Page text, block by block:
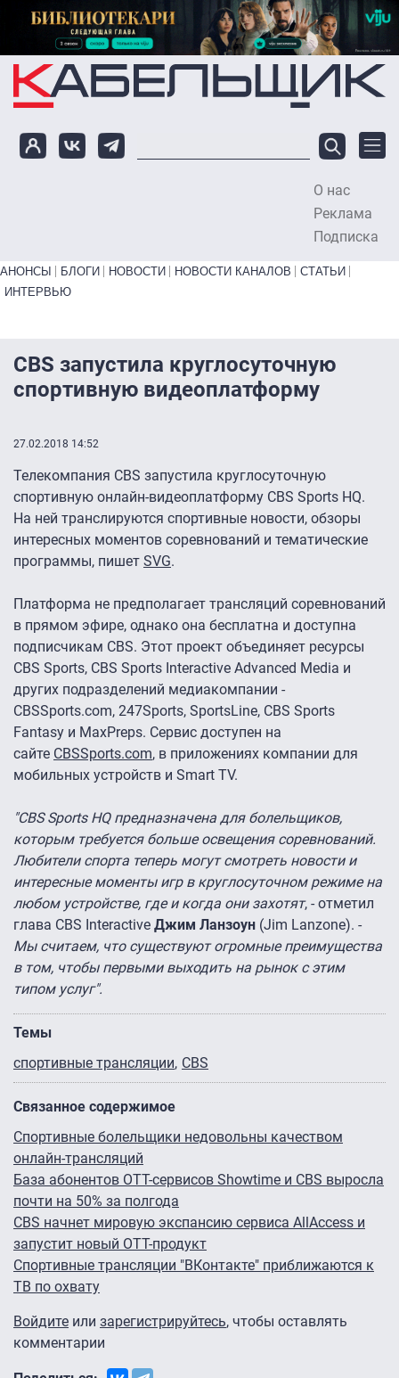
Перейти к основному содержанию
О нас
Реклама
Подписка
Primary links bottom
АНОНСЫ БЛОГИ НОВОСТИ НОВОСТИ КАНАЛОВ
СТАТЬИ
ИНТЕРВЬЮ
CBS запустила круглосуточную
спортивную видеоплатформу
27.02.2018 14:52
Телекомпания CBS запустила круглосуточную
спортивную онлайн-видеоплатформу CBS Sports HQ.
На ней транслируются спортивные новости, обзоры
интересных моментов соревнований и тематические
программы, пишет SVG.
Платформа не предполагает трансляций соревнований
в прямом эфире, однако она бесплатна и доступна
подписчикам CBS. Этот проект объединяет ресурсы
CBS Sports, CBS Sports Interactive Advanced Media и
других подразделений медиакомпании -
CBSSports.com, 247Sports, SportsLine, CBS Sports
Fantasy и MaxPreps. Сервис доступен на
сайте CBSSports.com, в приложениях компании для
мобильных устройств и Smart TV.
"CBS Sports HQ предназначена для болельщиков,
которым требуется больше освещения соревнований.
Любители спорта теперь могут смотреть новости и
интересные моменты игр в круглосуточном режиме на
любом устройстве, где и когда они захотят, - отметил
глава CBS Interactive Джим Ланзоун (Jim Lanzone). -
Мы считаем, что существуют огромные преимущества
в том, чтобы первыми выходить на рынок с этим
типом услуг".
Темы
спортивные трансляции CBS
Связанное содержимое
Спортивные болельщики недовольны качеством
онлайн-трансляций
База абонентов OTT-сервисов Showtime и CBS выросла
почти на 50% за полгода
CBS начнет мировую экспансию сервиса AllAccess и
запустит новый OTT-продукт
Спортивные трансляции "ВКонтакте" приближаются к
ТВ по охвату
Войдите или зарегистрируйтесь, чтобы оставлять
комментарии